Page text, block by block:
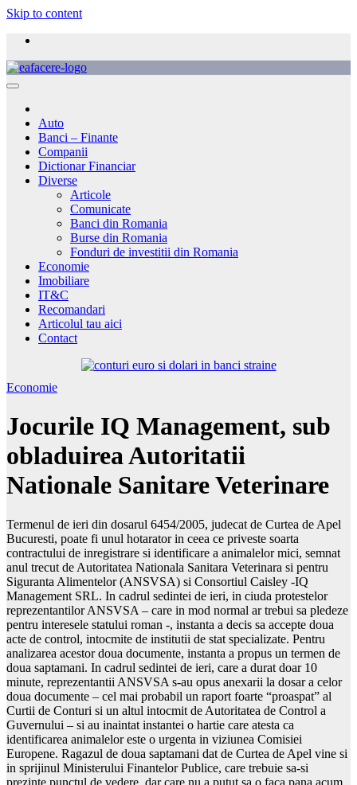
Skip to content
Auto
Banci – Finante
Companii
Dictionar Financiar
Diverse
Articole
Comunicate
Banci din Romania
Burse din Romania
Fonduri de investitii din Romania
Economie
Imobiliare
IT&C
Recomandari
Articolul tau aici
Contact
Economie
Jocurile IQ Management, sub
obladuirea Autoritatii
Nationale Sanitare Veterinare
Termenul de ieri din dosarul 6454/2005, judecat de Curtea de Apel
Bucuresti, poate fi unul hotarator in ceea ce priveste soarta
contractului de inregistrare si identificare a animalelor mici, semnat
anul trecut de Autoritatea Nationala Sanitara Veterinara si pentru
Siguranta Alimentelor (ANSVSA) si Consortiul Caisley -IQ
Management SRL. In cadrul sedintei de ieri, in ciuda protestelor
reprezentantilor ANSVSA – care in mod normal ar trebui sa pledeze
pentru interesele statului roman -, instanta a decis sa accepte doua
acte de control, intocmite de institutii de stat specializate. Pentru
analizarea acestor doua documente, instanta a propus un termen de
doua saptamani. In cadrul sedintei de ieri, care a durat doar 10
minute, reprezentantii ANSVSA s-au opus anexarii la dosar a celor
doua documente – cel mai probabil un raport foarte “proaspat” al
Curtii de Conturi si un altul intocmit de Autoritatea de Control a
Guvernului – si au inaintat instantei o hartie care atesta ca
identificarea animalelor este o urgenta in viziunea Comisiei
Europene. Ragazul de doua saptamani dat de Curtea de Apel vine si
in sprijinul Ministerului Finantelor Publice, care trebuie sa-si
prezinte punctul de vedere, dar care nu a putut sa o faca pana acum